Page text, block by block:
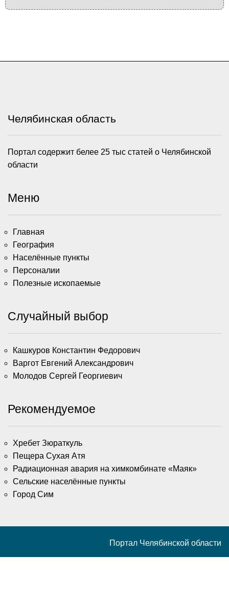
Челябинская область
Портал содержит белее 25 тыс статей о Челябинской
области
Меню
Главная
География
Населённые пункты
Персоналии
Полезные ископаемые
Случайный выбор
Кашкуров Константин Федорович
Варгот Евгений Александрович
Молодов Сергей Георгиевич
Рекомендуемое
Хребет Зюраткуль
Пещера Сухая Атя
Радиационная авария на химкомбинате «Маяк»
Сельские населённые пункты
Город Сим
Портал Челябинской области